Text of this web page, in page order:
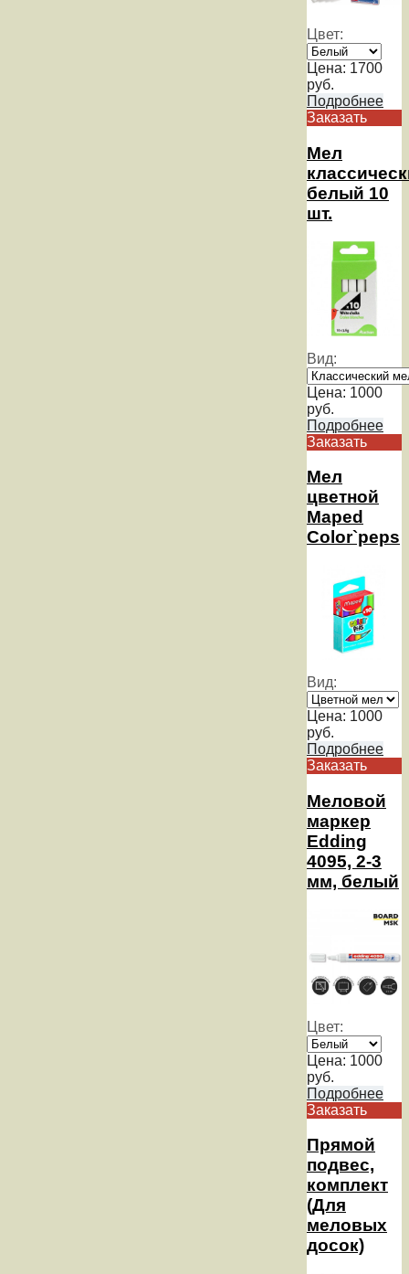
Цвет:
Цена: 1700
руб.
Подробнее
Заказать
Мел
белый 10
шт.
Вид:
Цена: 1000
руб.
Подробнее
Заказать
Мел
цветной
Maped
Color`peps
Вид:
Цена: 1000
руб.
Подробнее
Заказать
Меловой
маркер
Edding
4095, 2-3
мм, белый
Цвет:
Цена: 1000
руб.
Подробнее
Заказать
Прямой
подвес,
комплект
(Для
меловых
досок)